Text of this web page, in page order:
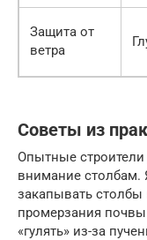
Защита от
ветра
Советы из
Опытные
внимание столбам.
закапывать столбы
промерзания
«гулять» из-за